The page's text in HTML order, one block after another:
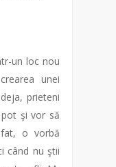
un loc nou
unei
prieteni
şi vor să
o vorbă
când nu ştii